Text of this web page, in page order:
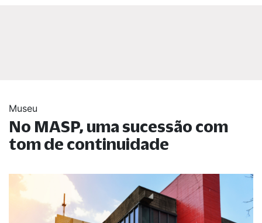
Museu
No MASP, uma sucessão com
tom de continuidade